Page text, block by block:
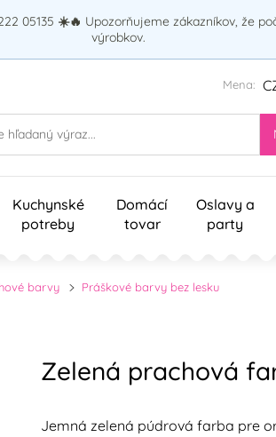
05135 ☀️🔥 Upozorňujeme zákazníkov, že
výrobkov.
Mena:
Kuchynské
potreby
Domácí
tovar
Oslavy a
party
barvy Práškové barvy bez lesku
Zelená prachová
Jemná zelená púdrová farba pre